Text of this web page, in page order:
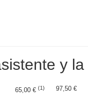
y
65,00 € (1)
97,50 €